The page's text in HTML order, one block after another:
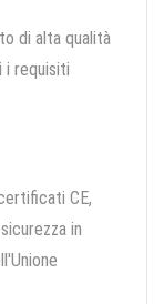
di alta qualità
i requisiti
CE,
in